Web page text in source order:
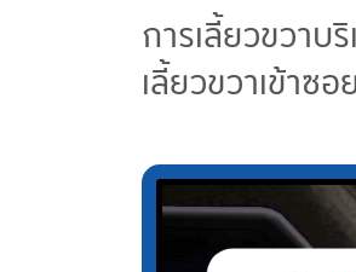
การเลี้ยวขวา
เลี้ยวขวาเข้า